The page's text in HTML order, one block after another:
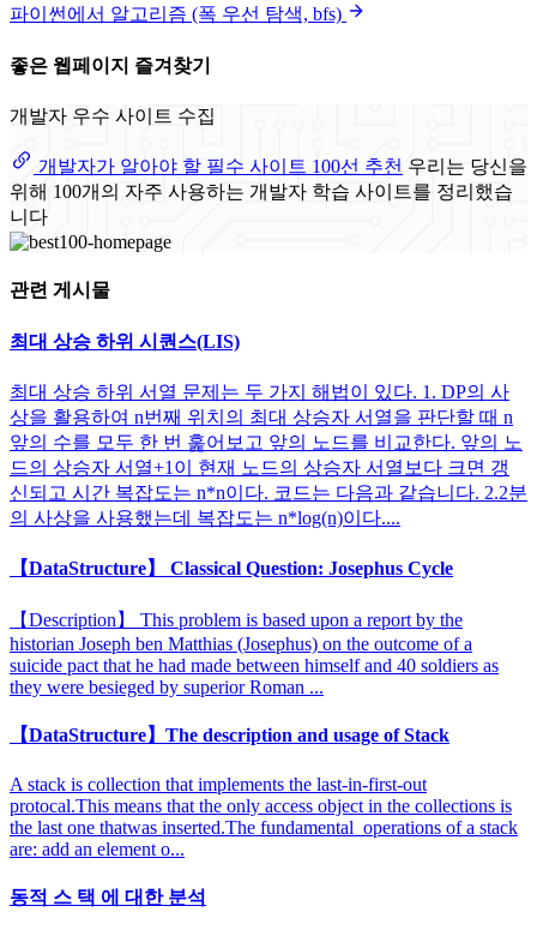
파이썬에서 알고리즘 (폭 우선 탐색, bfs)
좋은 웹페이지 즐겨찾기
개발자 우수 사이트 수집
개발자가 알아야 할 필수 사이트 100선 추천 우리는 당신을
위해 100개의 자주 사용하는 개발자 학습 사이트를 정리했습
니다
관련 게시물
최대 상승 하위 시퀀스(LIS)
최대 상승 하위 서열 문제는 두 가지 해법이 있다. 1. DP의 사
상을 활용하여 n번째 위치의 최대 상승자 서열을 판단할 때 n
앞의 수를 모두 한 번 훑어보고 앞의 노드를 비교한다. 앞의 노
드의 상승자 서열+1이 현재 노드의 상승자 서열보다 크면 갱
신되고 시간 복잡도는 n*n이다. 코드는 다음과 같습니다. 2.2분
의 사상을 사용했는데 복잡도는 n*log(n)이다....
【DataStructure】 Classical Question: Josephus Cycle
【Description】 This problem is based upon a report by the
historian Joseph ben Matthias (Josephus) on the outcome of a
suicide pact that he had made between himself and 40 soldiers as
they were besieged by superior Roman ...
【DataStructure】The description and usage of Stack
A stack is collection that implements the last-in-first-out
protocal.This means that the only access object in the collections is
the last one thatwas inserted.The fundamental operations of a stack
are: add an element o...
동적 스 택 에 대한 분석